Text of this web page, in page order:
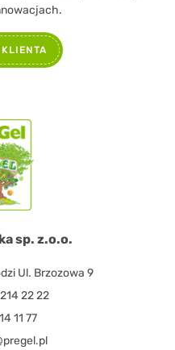
sp. z.o.o.
Ul. Brzozowa 9
22 22
11 77